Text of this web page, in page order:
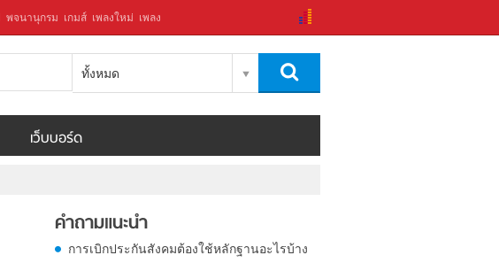
พจนานุกรม เกมส์ เพลงใหม่ เพลง
ทั้งหมด
เว็บบอร์ด
คำถามแนะนำ
การเบิกประกันสังคมต้องใช้หลักฐานอะไรบ้าง